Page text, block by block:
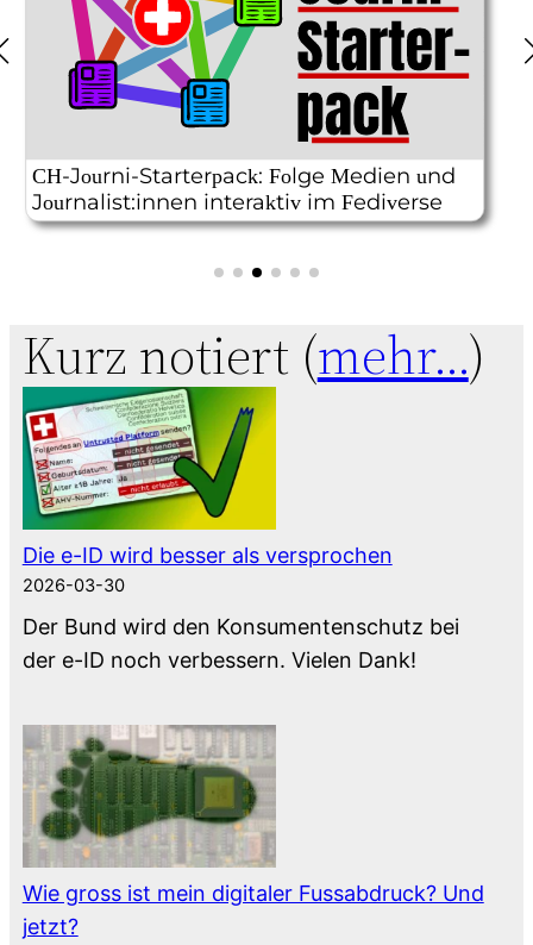
Kurz notiert (mehr…)
Die e-ID wird besser als versprochen
2026-03-30
Der Bund wird den Konsumentenschutz bei
der e-ID noch verbessern. Vielen Dank!
Wie gross ist mein digitaler Fussabdruck? Und
jetzt?